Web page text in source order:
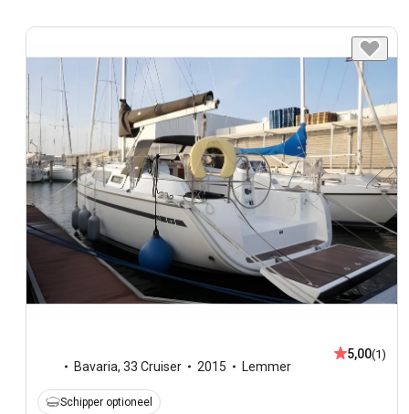
Bavaria, 33 Cruiser 2015 Lemmer
5,00(1)
Schipper optioneel